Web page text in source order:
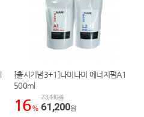
[출시기념3+1]나미나미 에너지펌A1
500ml
16 %
73,440원
61,200원